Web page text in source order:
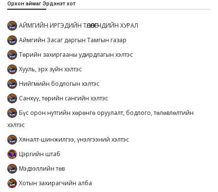
Орхон аймаг Эрдэнэт хот
АЙМГИЙН ИРГЭДИЙН ТӨЛӨӨЛӨГЧДИЙН ХУРАЛ
Аймгийн Засаг даргын Тамгын газар
Төрийн захиргааны удирдлагын хэлтэс
Хууль, эрх зүйн хэлтэс
Нийгмийн бодлогын хэлтэс
Санхүү, төрийн сангийн хэлтэс
Бүс орон нутгийн хөрөнгө оруулалт, бодлого, төлөвлөлтийн
хэлтэс
Хяналт-шинжилгээ, үнэлгээний хэлтэс
Цэргийн штаб
Мэдээллийн төв
Хотын захирагчийн алба